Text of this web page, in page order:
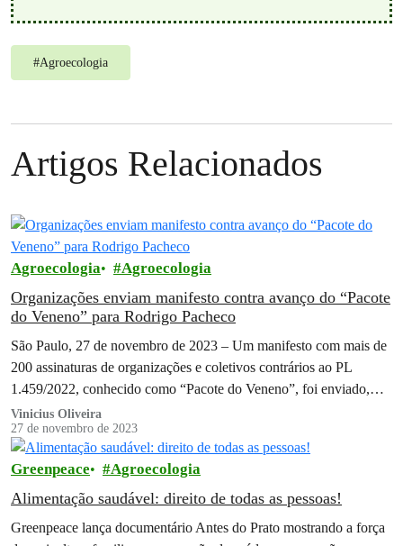
#Agroecologia
Artigos Relacionados
Agroecologia Agroecologia
Organizações enviam manifesto contra avanço do “Pacote
do Veneno” para Rodrigo Pacheco
São Paulo, 27 de novembro de 2023 – Um manifesto com mais de
200 assinaturas de organizações e coletivos contrários ao PL
1.459/2022, conhecido como “Pacote do Veneno”, foi enviado,…
Vinicius Oliveira
27 de novembro de 2023
Greenpeace Agroecologia
Alimentação saudável: direito de todas as pessoas!
Greenpeace lança documentário Antes do Prato mostrando a força